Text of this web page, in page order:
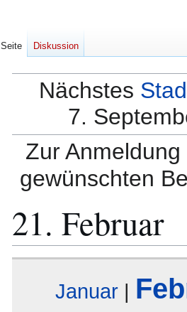
Nächstes
7.
Zur
gewünschten
21. Februar
Januar|
Seite Diskussion